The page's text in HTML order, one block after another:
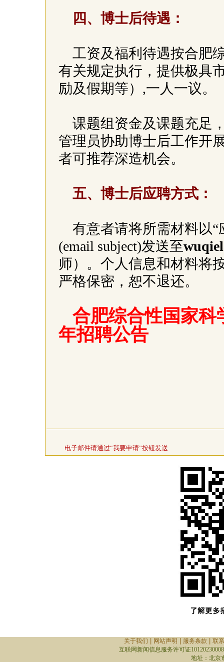
四、博士后待遇：
工资及福利待遇按合肥
有关规定执行，提供极具
励及假期等）,一人一议。
课题组资金及课题充足
管理员协助博士后工作开
者可推荐深造机会。
五、博士后应聘方式：
有意者请将所需材料以
(email subject)发送至
师）。个人信息和材料将
严格保密，恕不退还。
合肥综合性国家科
年招聘公告
电子邮件请通过“我要申请”按钮发送
关于我们 网站声明 服务条款
联
互联网新闻信息服务许可证10120230008
地址：北京